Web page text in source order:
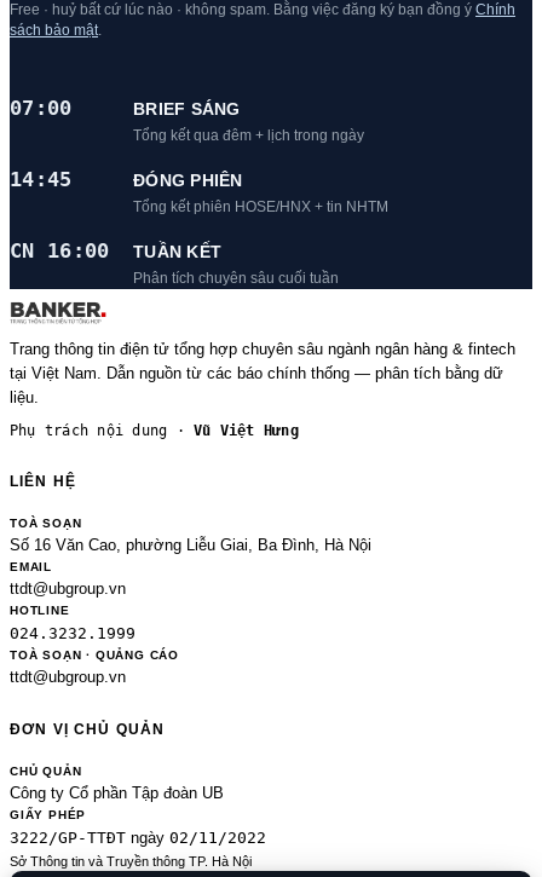
Free · huỷ bất cứ lúc nào · không spam. Bằng việc đăng ký bạn đồng ý Chính
sách bảo mật
07:00 BRIEF SÁNG
Tổng kết qua đêm + lịch trong ngày
14:45 ĐÓNG PHIÊN
Tổng kết phiên HOSE/HNX + tin NHTM
CN 16:00 TUẦN KẾT
Phân tích chuyên sâu cuối tuần
Trang thông tin điện tử tổng hợp chuyên sâu ngành ngân hàng & fintech
tại Việt Nam. Dẫn nguồn từ các báo chính thống — phân tích bằng dữ
liệu.
Phụ trách nội dung ·Vũ Việt Hưng
LIÊN HỆ
TOÀ SOẠN
Số 16 Văn Cao, phường Liễu Giai, Ba Đình, Hà Nội
EMAIL
ttdt@ubgroup.vn
HOTLINE
024.3232.1999
TOÀ SOẠN · QUẢNG CÁO
ttdt@ubgroup.vn
ĐƠN VỊ CHỦ QUẢN
CHỦ QUẢN
Công ty Cổ phần Tập đoàn UB
GIẤY PHÉP
3222/GP-TTĐT ngày 02/11/2022
Sở Thông tin và Truyền thông TP. Hà Nội